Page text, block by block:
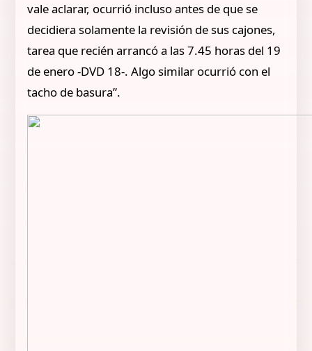
vale aclarar, ocurrió incluso antes de que se
decidiera solamente la revisión de sus cajones,
tarea que recién arrancó a las 7.45 horas del 19
de enero -DVD 18-. Algo similar ocurrió con el
tacho de basura”.